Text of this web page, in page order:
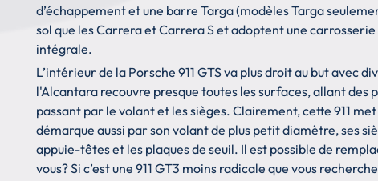
d’échappement et une barre Targa (modèles Targa
sol que les Carrera et Carrera S et adoptent une
intégrale.
L’intérieur de la Porsche 911 GTS va plus droit au but avec
l'Alcantara recouvre presque toutes les surfaces, allant des
passant par le volant et les sièges. Clairement, cette 911
démarque aussi par son volant de plus petit diamètre, ses
appuie-têtes et les plaques de seuil. Il est possible de
vous? Si c’est une 911 GT3 moins radicale que vous